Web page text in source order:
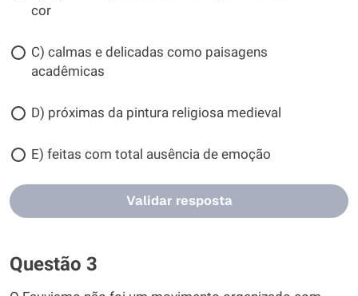
cor
C) calmas e delicadas como paisagens
acadêmicas
D) próximas da pintura religiosa medieval
E) feitas com total ausência de emoção
Validar resposta
Questão 3